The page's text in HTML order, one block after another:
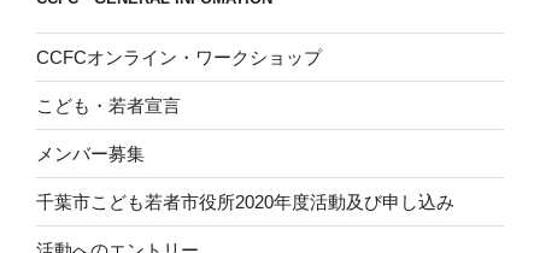
CCFCオンライン・ワークショップ
こども・若者宣言
メンバー募集
千葉市こども若者市役所2020年度活動及び申し込み